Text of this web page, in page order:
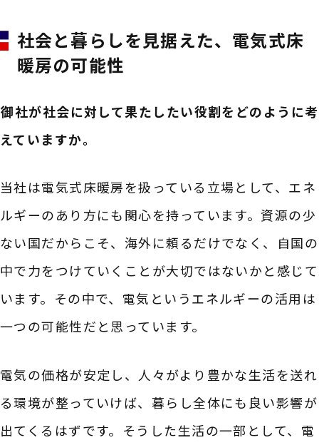
社会と暮らしを見据えた、電気式床
暖房の可能性
――御社が社会に対して果たしたい役割をどのように考
えていますか。
当社は電気式床暖房を扱っている立場として、エネ
ルギーのあり方にも関心を持っています。資源の少
ない国だからこそ、海外に頼るだけでなく、自国の
中で力をつけていくことが大切ではないかと感じて
います。その中で、電気というエネルギーの活用は
一つの可能性だと思っています。
電気の価格が安定し、人々がより豊かな生活を送れ
る環境が整っていけば、暮らし全体にも良い影響が
出てくるはずです。そうした生活の一部として、電